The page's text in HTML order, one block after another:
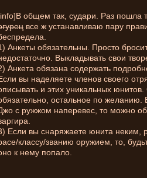
общем так, судари. Раз пошла
все ж устанавливаю пару
Анкеты обязательны. Просто
Выкладывать свои
Анкета обязана содержать
вы наделяете членов своего
и этих уникальных
остальное по желанию.
с ружжом наперевес, то можно
Если вы снаряжаете юнита неким,
классу/званию оружием, то,
к нему попало.